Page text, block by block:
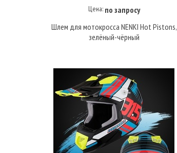
Купить под заказ
Цена: по запросу
Шлем для мотокросса NENKI Hot Pistons,
зелёный-чёрный